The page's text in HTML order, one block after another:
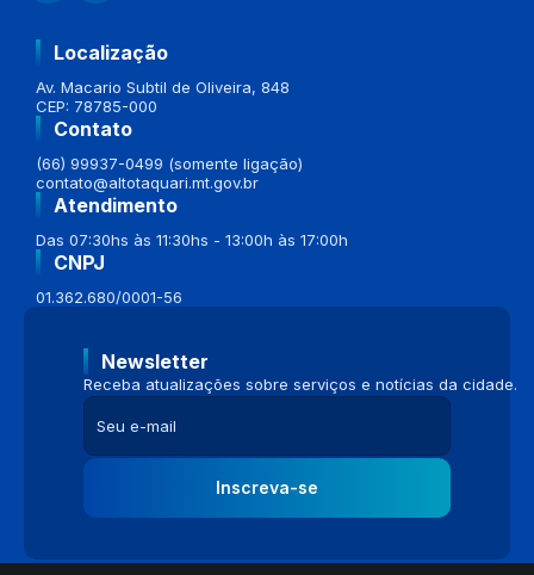
Localização
Av. Macario Subtil de Oliveira, 848
CEP: 78785-000
Contato
(66) 99937-0499 (somente ligação)
contato@altotaquari.mt.gov.br
Atendimento
Das 07:30hs às 11:30hs - 13:00h às 17:00h
CNPJ
01.362.680/0001-56
Newsletter
Receba atualizações sobre serviços e notícias da cidade.
Inscreva-se